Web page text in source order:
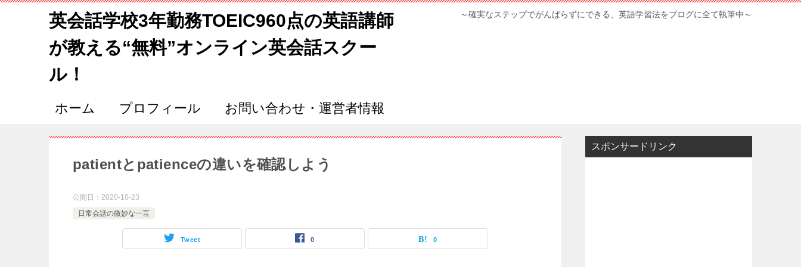
英会話学校3年勤務TOEIC960点の英語講師
が教える“無料”オンライン英会話スクー
ル！
～確実なステップでがんばらずにできる、英語学習法をブログに全て執筆中～
ホーム プロフィール お問い合わせ・運営者情報
patientとpatienceの違いを確認しよう
公開日： 2020-10-23
日常会話の微妙な一言
Tweet 0 0
スポンサードリンク